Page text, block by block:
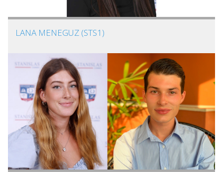
LANA MENEGUZ (STS1)